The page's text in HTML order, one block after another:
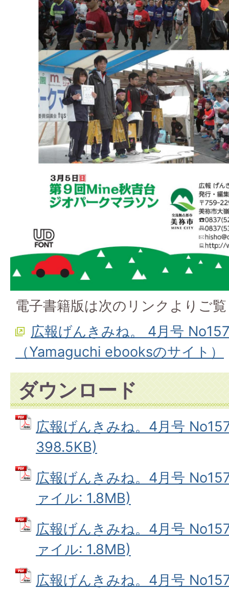
電子書籍版は次のリンクよりご
広報げんきみね。 4月号
（Yamaguchi ebooksのサイト）
ダウンロード
広報げんきみね。4月号
398.5KB)
広報げんきみね。4月号
ァイル: 1.8MB)
広報げんきみね。4月号
ァイル: 1.8MB)
広報げんきみね。4月号